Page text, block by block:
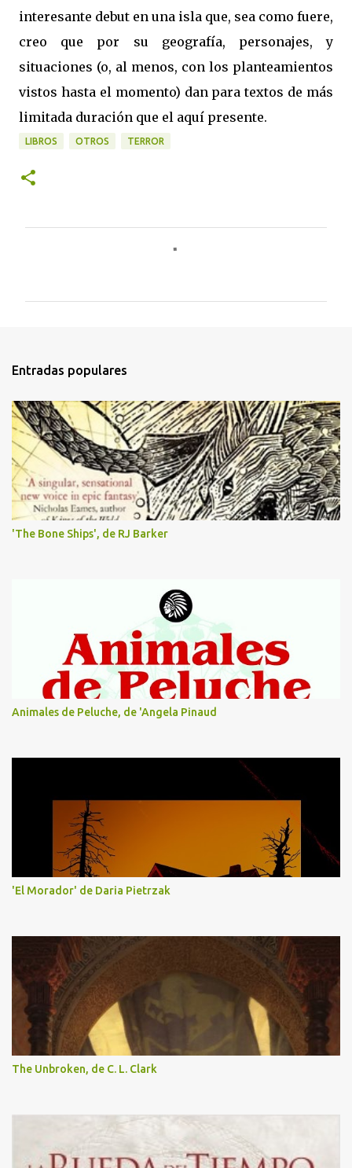
interesante debut en una isla que, sea como fuere,
creo que por su geografía, personajes, y
situaciones (o, al menos, con los planteamientos
vistos hasta el momento) dan para textos de más
limitada duración que el aquí presente.
LIBROS OTROS TERROR
t
r
i
o
s
Entradas populares
'The Bone Ships', de RJ Barker
Animales de Peluche, de 'Angela Pinaud
'El Morador' de Daria Pietrzak
The Unbroken, de C. L. Clark